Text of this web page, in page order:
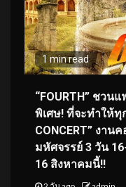
1 min read
“FOURTH” ชวน
พิเศษ! ที่จะทำให้ทุ
CONCERT” งาน
มหัศจรรย์ 3 วัน
16 สิงหาคมนี้!!